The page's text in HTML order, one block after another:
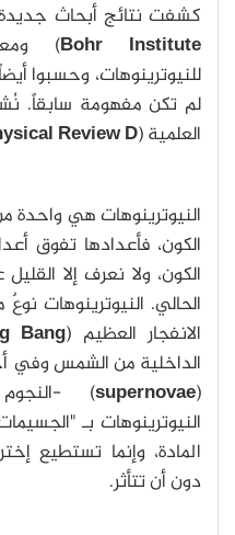
كشفت نتائج أبحاث جديدة
Bohr Institute
)
للنيوترينوهات، وحسبوا
لم تكن مفهومة سابقاً.
العلمية (Review D
النيوترينوهات هي واحدة
الكون، فأعدادها تفوق
الكون، ولا نعرف إلا
الحالي. النيوترينوهات
الانفجار العظيم (Bang
الداخلية من الشمس وفي
(
supernovae
) -
النيوترينوهات بـ
المادة، وإنما تستطيع
دون أن تتأثر.